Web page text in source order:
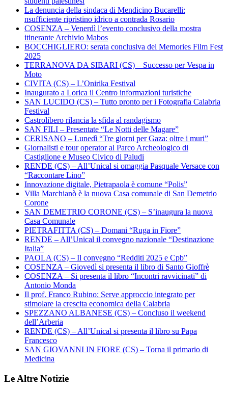
La denuncia della sindaca di Mendicino Bucarelli:
nsufficiente ripristino idrico a contrada Rosario
COSENZA – Venerdì l’evento conclusivo della mostra
itinerante Archivio Mabos
BOCCHIGLIERO: serata conclusiva del Memories Film Fest
2025
TERRANOVA DA SIBARI (CS) – Successo per Vespa in
Moto
CIVITA (CS) – L’Onirika Festival
Inaugurato a Lorica il Centro informazioni turistiche
SAN LUCIDO (CS) – Tutto pronto per i Fotografia Calabria
Festival
Castrolibero rilancia la sfida al randagismo
SAN FILI – Presentate “Le Notti delle Magare”
CERISANO – Lunedì “Tre giorni per Gaza: oltre i muri”
Giornalisti e tour operator al Parco Archeologico di
Castiglione e Museo Civico di Paludi
RENDE (CS) – All’Unical si omaggia Pasquale Versace con
“Raccontare Lino”
Innovazione digitale, Pietrapaola è comune “Polis”
Villa Marchianò è la nuova Casa comunale di San Demetrio
Corone
SAN DEMETRIO CORONE (CS) – S’inaugura la nuova
Casa Comunale
PIETRAFITTA (CS) – Domani “Ruga in Fiore”
RENDE – All’Unical il convegno nazionale “Destinazione
Italia”
PAOLA (CS) – Il convegno “Redditi 2025 e Cpb”
COSENZA – Giovedì si presenta il libro di Santo Gioffrè
COSENZA – Si presenta il libro “Incontri ravvicinati” di
Antonio Monda
Il prof. Franco Rubino: Serve approccio integrato per
stimolare la crescita economica della Calabria
SPEZZANO ALBANESE (CS) – Concluso il weekend
dell’Arberia
RENDE (CS) – All’Unical si presenta il libro su Papa
Francesco
SAN GIOVANNI IN FIORE (CS) – Torna il primario di
Medicina
Le Altre Notizie